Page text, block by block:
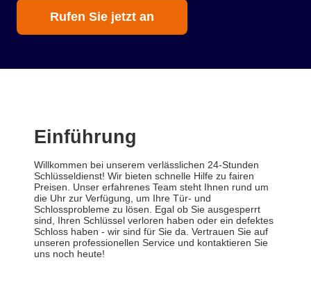
Rufen Sie jetzt an
Einführung
Willkommen bei unserem verlässlichen 24-Stunden
Schlüsseldienst! Wir bieten schnelle Hilfe zu fairen
Preisen. Unser erfahrenes Team steht Ihnen rund um
die Uhr zur Verfügung, um Ihre Tür- und
Schlossprobleme zu lösen. Egal ob Sie ausgesperrt
sind, Ihren Schlüssel verloren haben oder ein defektes
Schloss haben - wir sind für Sie da. Vertrauen Sie auf
unseren professionellen Service und kontaktieren Sie
uns noch heute!